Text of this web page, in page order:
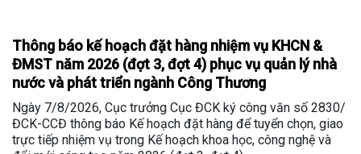
Thông báo kế hoạch đặt hàng nhiệm vụ KHCN &
ĐMST năm 2026 (đợt 3, đợt 4) phục vụ quản lý nhà
nước và phát triển ngành Công Thương
Ngày 7/8/2026, Cục trưởng Cục ĐCK ký công văn số 2830/
ĐCK-CCĐ thông báo Kế hoạch đặt hàng để tuyển chọn, giao
trực tiếp nhiệm vụ trong Kế hoạch khoa học, công nghệ và